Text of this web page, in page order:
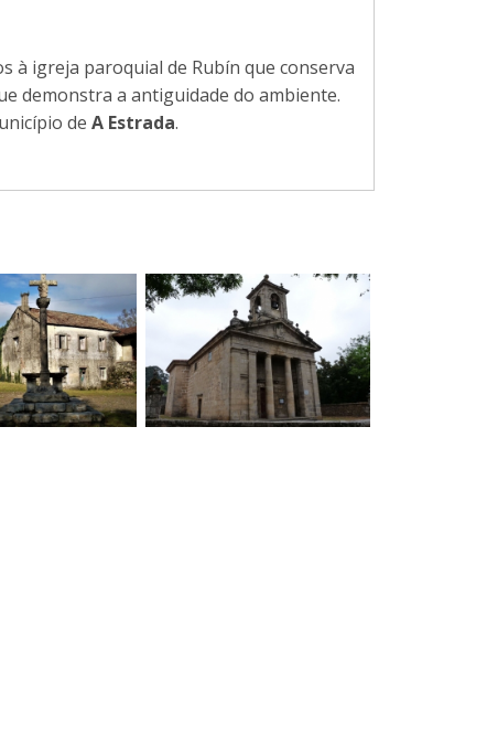
à igreja paroquial de Rubín que conserva
demonstra a antiguidade do ambiente.
de A Estrada.